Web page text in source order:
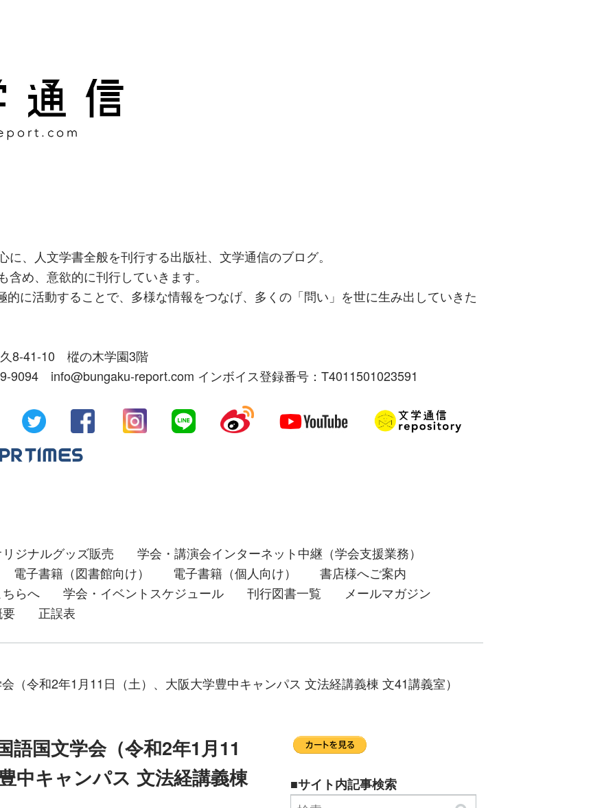
、人文学書全般を刊行する出版社、文学通信のブログ。
め、意欲的に刊行していきます。
に活動することで、多様な情報をつなげ、多くの「問い」を世に生み出していきた
8-41-10 樅の木学園3階
9094 info@bungaku-report.com インボイス登録番号：T4011501023591
ジナルグッズ販売
学会・講演会インターネット中継（学会支援業務）
電子書籍（図書館向け）
電子書籍（個人向け）
書店様へご案内
らへ
学会・イベントスケジュール 刊行図書一覧
メールマガジン
正誤表
（令和2年1月11日（土）、大阪大学豊中キャンパス 文法経講義棟 文41講義室）
語国文学会（令和2年1月11
中キャンパス 文法経講義棟
■サイト内記事検索